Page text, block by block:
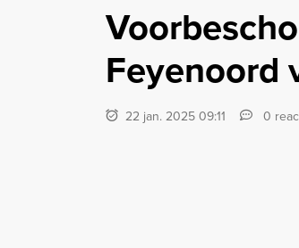
Feyenoord
22 jan. 2025 09:11 0